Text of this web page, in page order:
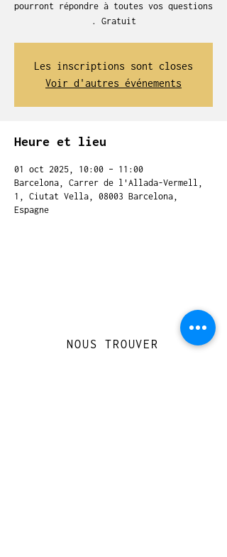
pourront répondre à toutes vos questions
. Gratuit
Les inscriptions sont closes
Voir d'autres événements
Heure et lieu
01 oct 2025, 10:00 – 11:00
Barcelona, Carrer de l'Allada-Vermell,
1, Ciutat Vella, 08003 Barcelona,
Espagne
NOUS TROUVER